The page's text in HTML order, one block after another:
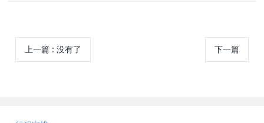
上一篇 :没有了 下一篇